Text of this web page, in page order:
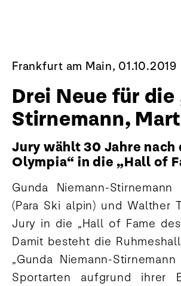
Frankfurt am Main, 01.10.2019
Drei Neue für
Stirnemann,
Jury wählt 30 Jahre
Olympia“ in die „Hall of
Gunda Niemann-
(Para Ski alpin) und Walther
Jury in die „Hall of Fame
Damit besteht die
„Gunda Niemann-
Sportarten aufgrund ihrer